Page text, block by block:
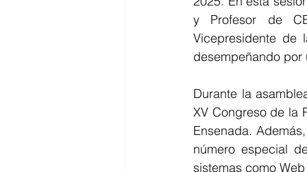
y Profesor de
Vicepresidente
desempeñando
Durante la
XV Congreso de la
Ensenada.
número especial
sistemas como